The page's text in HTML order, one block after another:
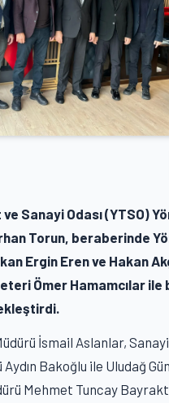
Sanayi Odası (YTSO)
Torun, beraberinde
Ergin Eren ve Hakan
Ömer Hamamcılar
İsmail Aslanlar,
Bakoğlu ile Uludağ
Mehmet Tuncay